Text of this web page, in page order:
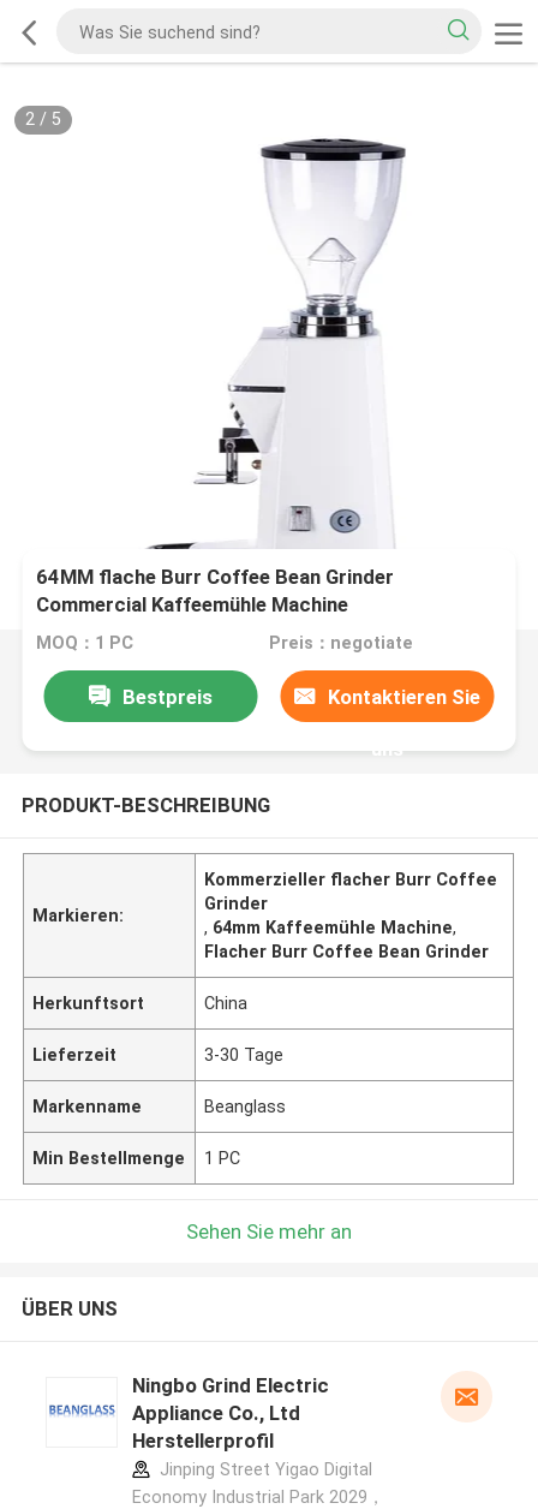
2/ 5
64MM flache Burr Coffee Bean Grinder
Commercial Kaffeemühle Machine
MOQ：1 PC Preis：negotiate
Bestpreis Kontaktieren Sie
uns
PRODUKT-BESCHREIBUNG
Markieren:
Kommerzieller flacher Burr Coffee
Grinder
, 64mm Kaffeemühle Machine,
Flacher Burr Coffee Bean Grinder
Herkunftsort China
Lieferzeit 3-30 Tage
Markenname Beanglass
Min Bestellmenge 1 PC
Sehen Sie mehr an
ÜBER UNS
Ningbo Grind Electric
Appliance Co., Ltd
Herstellerprofil
Jinping Street Yigao Digital
Economy Industrial Park 2029，